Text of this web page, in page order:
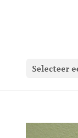
Selecteer